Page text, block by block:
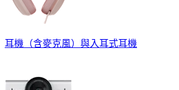
耳機（含麥克風）與入耳式耳機